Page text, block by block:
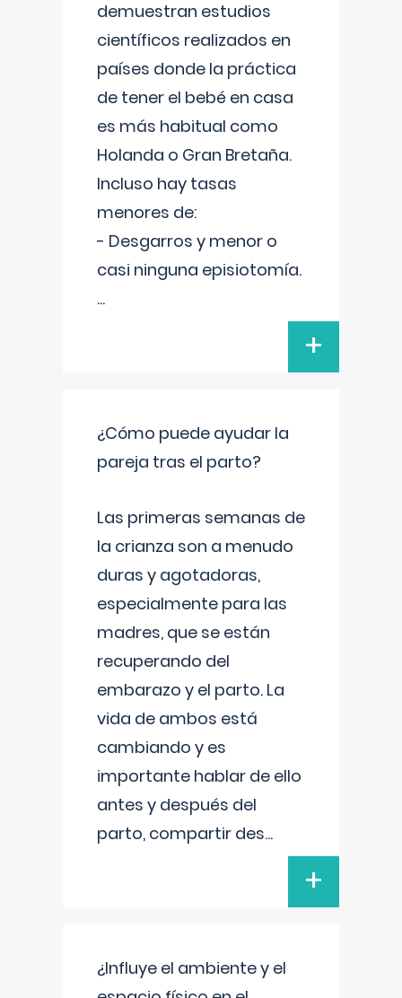
demuestran estudios
científicos realizados en
países donde la práctica
de tener el bebé en casa
es más habitual como
Holanda o Gran Bretaña.
Incluso hay tasas
menores de:
- Desgarros y menor o
casi ninguna episiotomía.
...
+
¿Cómo puede ayudar la
pareja tras el parto?
Las primeras semanas de
la crianza son a menudo
duras y agotadoras,
especialmente para las
madres, que se están
recuperando del
embarazo y el parto. La
vida de ambos está
cambiando y es
importante hablar de ello
antes y después del
parto, compartir des...
+
¿Influye el ambiente y el